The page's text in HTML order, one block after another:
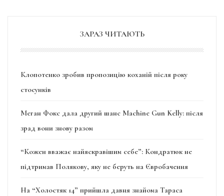
ЗАРАЗ ЧИТАЮТЬ
Клопотенко зробив пропозицію коханій після року
стосунків
Меган Фокс дала другий шанс Machine Gun Kelly: після
зрад вони знову разом
“Кожен вважає найяскравішим себе”: Кондратюк не
підтримав Полякову, яку не беруть на Євробачення
На “Холостяк 14” прийшла давня знайома Тараса